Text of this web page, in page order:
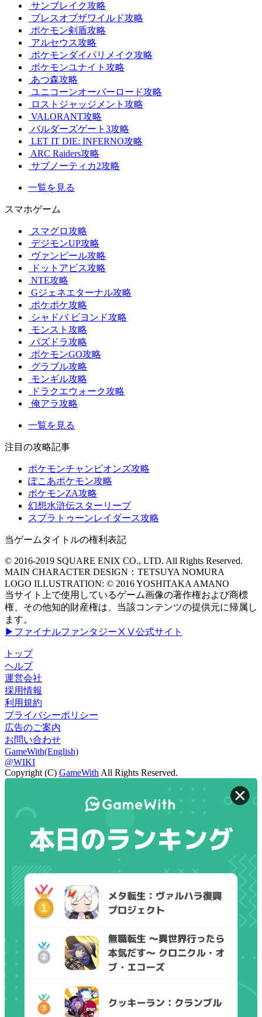
サンブレイク攻略
ブレスオブザワイルド攻略
ポケモン剣盾攻略
アルセウス攻略
ポケモンダイパリメイク攻略
ポケモンユナイト攻略
あつ森攻略
ユニコーンオーバーロード攻略
ロストジャッジメント攻略
VALORANT攻略
バルダーズゲート3攻略
LET IT DIE: INFERNO攻略
ARC Raiders攻略
サブノーティカ2攻略
一覧を見る
スマホゲーム
スマグロ攻略
デジモンUP攻略
ヴァンピール攻略
ドットアビス攻略
NTE攻略
Gジェネエターナル攻略
ポケポケ攻略
シャドバ ビヨンド攻略
モンスト攻略
パズドラ攻略
ポケモンGO攻略
グラブル攻略
モンギル攻略
ドラクエウォーク攻略
俺アラ攻略
一覧を見る
注目の攻略記事
ポケモンチャンピオンズ攻略
ぽこあポケモン攻略
ポケモンZA攻略
幻想水滸伝スターリープ
スプラトゥーンレイダース攻略
当ゲームタイトルの権利表記
© 2016-2019 SQUARE ENIX CO., LTD. All Rights Reserved.
MAIN CHARACTER DESIGN：TETSUYA NOMURA
LOGO ILLUSTRATION: © 2016 YOSHITAKA AMANO
当サイト上で使用しているゲーム画像の著作権および商標
権、その他知的財産権は、当該コンテンツの提供元に帰属し
ます。
▶ファイナルファンタジーⅩⅤ公式サイト
トップ
ヘルプ
運営会社
採用情報
利用規約
プライバシーポリシー
広告のご案内
お問い合わせ
GameWith(English)
@WIKI
Copyright (C) GameWith All Rights Reserved.